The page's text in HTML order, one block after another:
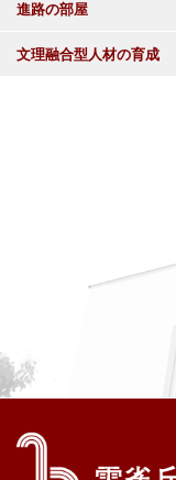
進路の部屋
文理融合型人材の育成